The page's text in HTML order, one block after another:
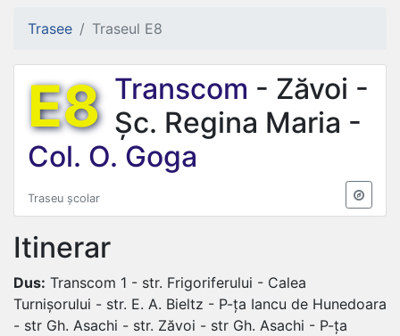
Trasee Traseul E8
E8 Transcom - Zăvoi -
Șc. Regina Maria -
Col. O. Goga
Traseu școlar
Itinerar
Dus: Transcom 1 - str. Frigoriferului - Calea
Turnișorului - str. E. A. Bieltz - P-ța Iancu de Hunedoara
- str Gh. Asachi - str. Zăvoi - str Gh. Asachi - P-ța